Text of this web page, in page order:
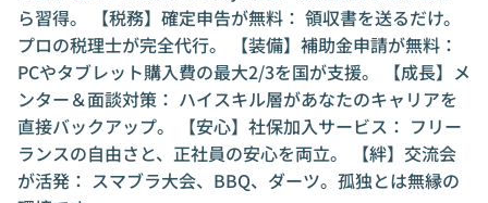
ら習得。 【税務】確定申告が無料： 領収書を送るだけ。
プロの税理士が完全代行。 【装備】補助金申請が無料：
PCやタブレット購入費の最大2/3を国が支援。 【成長】メ
ンター＆面談対策： ハイスキル層があなたのキャリアを
直接バックアップ。 【安心】社保加入サービス： フリー
ランスの自由さと、正社員の安心を両立。 【絆】交流会
が活発： スマブラ大会、BBQ、ダーツ。孤独とは無縁の